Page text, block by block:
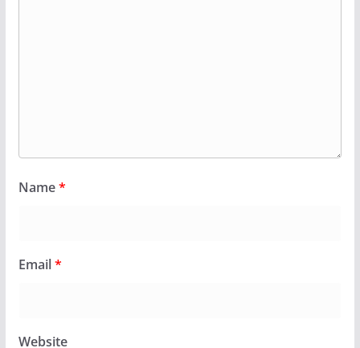
Name*
Email*
Website